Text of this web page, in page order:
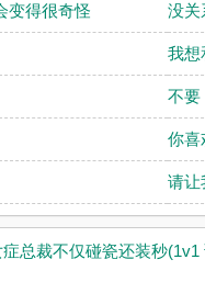
变得很奇怪 没关
我想
不要
你喜
请让
总裁不仅碰瓷还装秒(1v1